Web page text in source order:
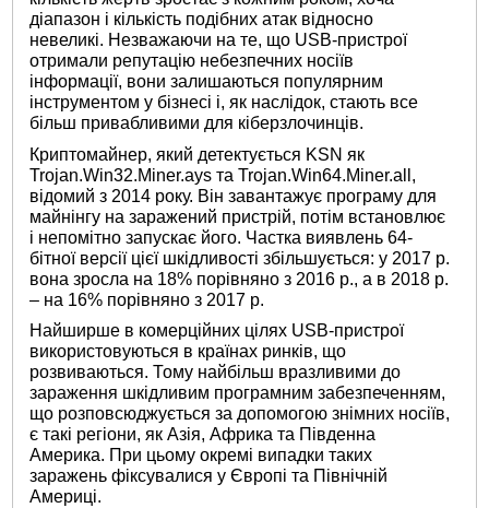
діапазон і кількість подібних атак відносно
невеликі. Незважаючи на те, що USB-пристрої
отримали репутацію небезпечних носіїв
інформації, вони залишаються популярним
інструментом у бізнесі і, як наслідок, стають все
більш привабливими для кіберзлочинців.
Криптомайнер, який детектується KSN як
Trojan.Win32.Miner.ays та Trojan.Win64.Miner.all,
відомий з 2014 року. Він завантажує програму для
майнінгу на заражений пристрій, потім встановлює
і непомітно запускає його. Частка виявлень 64-
бітної версії цієї шкідливості збільшується: у 2017 р.
вона зросла на 18% порівняно з 2016 р., а в 2018 р.
– на 16% порівняно з 2017 р.
Найширше в комерційних цілях USB-пристрої
використовуються в країнах ринків, що
розвиваються. Тому найбільш вразливими до
зараження шкідливим програмним забезпеченням,
що розповсюджується за допомогою знімних носіїв,
є такі регіони, як Азія, Африка та Південна
Америка. При цьому окремі випадки таких
заражень фіксувалися у Європі та Північній
Америці.